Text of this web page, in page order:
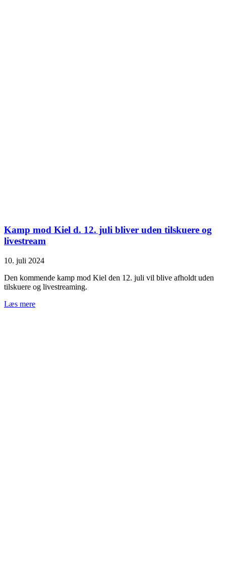
Kamp mod Kiel d. 12. juli bliver uden tilskuere og
livestream
10. juli 2024
Den kommende kamp mod Kiel den 12. juli vil blive afholdt uden
tilskuere og livestreaming.
Læs mere